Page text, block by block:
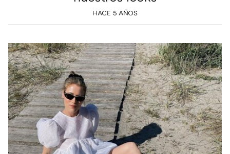
HACE 5 AÑOS